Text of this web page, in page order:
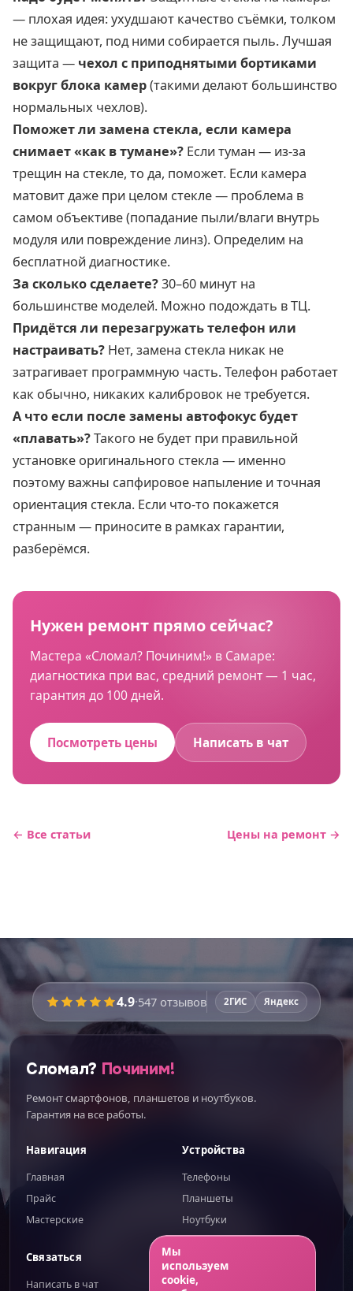
— плохая идея: ухудшают качество съёмки, толком
не защищают, под ними собирается пыль. Лучшая
защита — чехол с приподнятыми бортиками
вокруг блока камер(такими делают большинство
нормальных чехлов).
Поможет ли замена стекла, если камера
снимает «как в тумане»? Если туман — из-за
трещин на стекле, то да, поможет. Если камера
матовит даже при целом стекле — проблема в
самом объективе (попадание пыли/влаги внутрь
модуля или повреждение линз). Определим на
бесплатной диагностике.
За сколько сделаете?30–60 минут на
большинстве моделей. Можно подождать в ТЦ.
Придётся ли перезагружать телефон или
настраивать? Нет, замена стекла никак не
затрагивает программную часть. Телефон работает
как обычно, никаких калибровок не требуется.
А что если после замены автофокус будет
«плавать»?Такого не будет при правильной
установке оригинального стекла — именно
поэтому важны сапфировое напыление и точная
ориентация стекла. Если что-то покажется
странным — приносите в рамках гарантии,
разберёмся.
Нужен ремонт прямо сейчас?
Мастера «Сломал? Починим!» в Самаре:
диагностика при вас, средний ремонт — 1 час,
гарантия до 100 дней.
Посмотреть цены Написать в чат
← Все статьи Цены на ремонт →
4.9·547 отзывов 2ГИС Яндекс
Сломал? Починим!
Ремонт смартфонов, планшетов и ноутбуков.
Гарантия на все работы.
Навигация
Главная
Прайс
Мастерские
Устройства
Телефоны
Планшеты
Ноутбуки
Связаться
Написать в чат Публичная оферта
Мы
используем
cookie,
ИИ-помощник — отвечаю сразу